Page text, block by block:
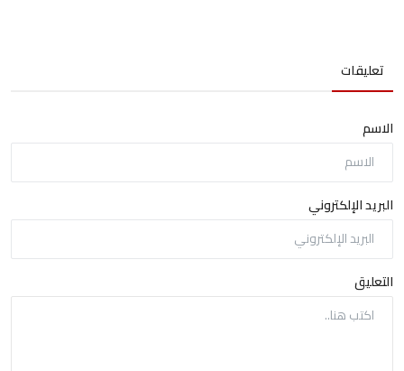
تعليقات
الاسم
البريد الإلكتروني
التعليق